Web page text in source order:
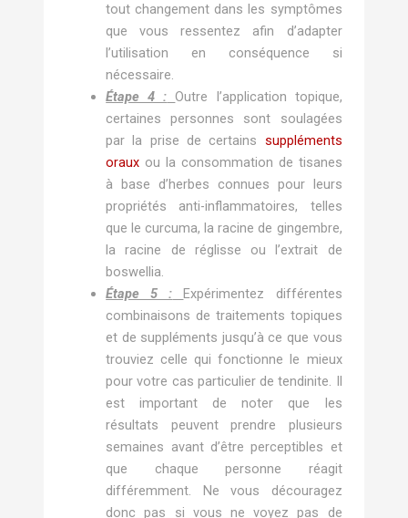
tout changement dans les symptômes
que vous ressentez afin d’adapter
l’utilisation en conséquence si
nécessaire.
Étape 4 : Outre l’application topique,
certaines personnes sont soulagées
par la prise de certains suppléments
oraux ou la consommation de tisanes
à base d’herbes connues pour leurs
propriétés anti-inflammatoires, telles
que le curcuma, la racine de gingembre,
la racine de réglisse ou l’extrait de
boswellia.
Étape 5 :
Expérimentez différentes
combinaisons de traitements topiques
et de suppléments jusqu’à ce que vous
trouviez celle qui fonctionne le mieux
pour votre cas particulier de tendinite. Il
est important de noter que les
résultats peuvent prendre plusieurs
semaines avant d’être perceptibles et
que chaque personne réagit
différemment. Ne vous découragez
donc pas si vous ne voyez pas de